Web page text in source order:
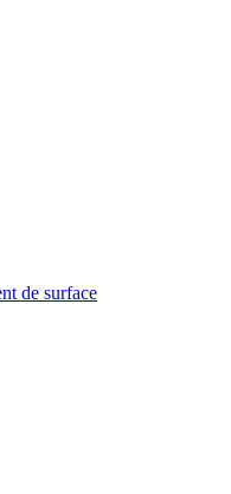
de surface